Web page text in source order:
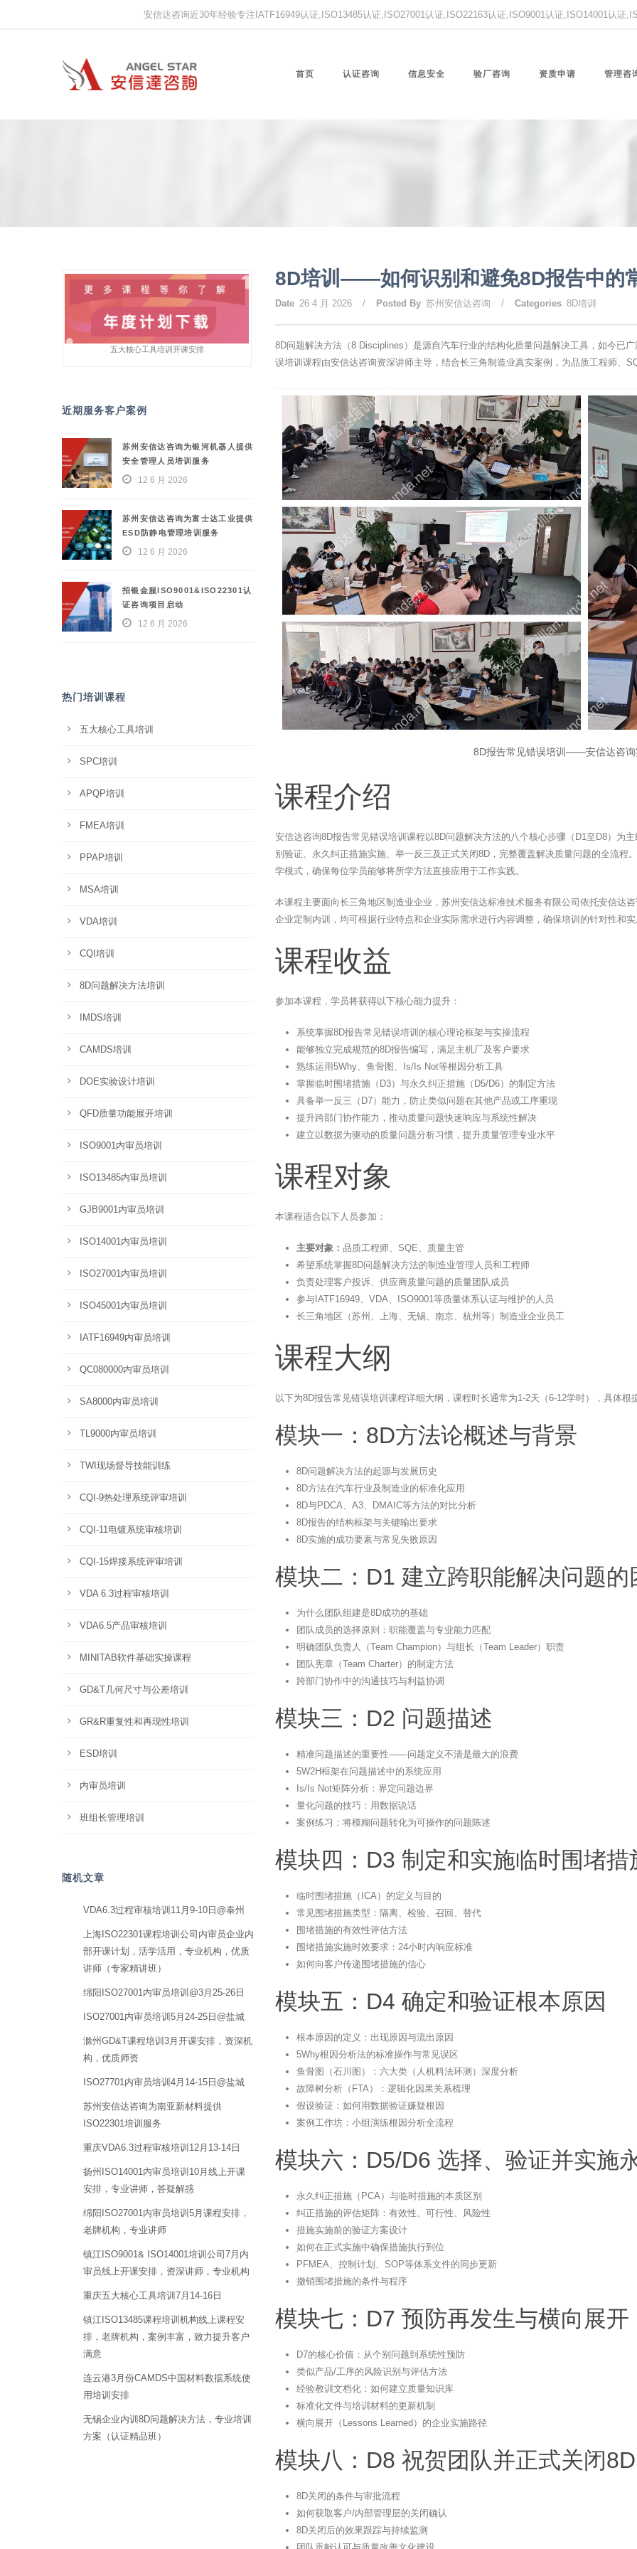
安信达咨询近30年经验专注IATF16949认证,ISO13485认证,ISO27001认证,ISO22163认证,ISO9001认证,ISO14001认证
首页 认证咨询 信息安全 验厂咨询 资质申请 管理咨
8D培训——如何识别和避免8D报告中的
Date 26 4 月 2026 / Posted By 苏州安信达咨询 / Categories 8D培训
8D问题解决方法（8 Disciplines）是源自汽车行业的结构化质量问题解决工具，如今已
误培训课程由安信达咨询资深讲师主导，结合长三角制造业真实案例，为品质工程师、
8D报告常见错误培训——安信达咨询
课程介绍
安信达咨询8D报告常见错误培训课程以8D问题解决方法的八个核心步骤（D1至D8）为
别验证、永久纠正措施实施、举一反三及正式关闭8D，完整覆盖解决质量问题的全流程
学模式，确保每位学员能够将所学方法直接应用于工作实践。
本课程主要面向长三角地区制造业企业，苏州安信达标准技术服务有限公司依托安信达
企业定制内训，均可根据行业特点和企业实际需求进行内容调整，确保培训的针对性和
课程收益
参加本课程，学员将获得以下核心能力提升：
系统掌握8D报告常见错误培训的核心理论框架与实操流程
能够独立完成规范的8D报告编写，满足主机厂及客户要求
熟练运用5Why、鱼骨图、Is/Is Not等根因分析工具
掌握临时围堵措施（D3）与永久纠正措施（D5/D6）的制定方法
具备举一反三（D7）能力，防止类似问题在其他产品或工序重现
提升跨部门协作能力，推动质量问题快速响应与系统性解决
建立以数据为驱动的质量问题分析习惯，提升质量管理专业水平
课程对象
本课程适合以下人员参加：
主要对象： 品质工程师、SQE、质量主管
希望系统掌握8D问题解决方法的制造业管理人员和工程师
负责处理客户投诉、供应商质量问题的质量团队成员
参与IATF16949、VDA、ISO9001等质量体系认证与维护的人员
长三角地区（苏州、上海、无锡、南京、杭州等）制造业企业员工
课程大纲
以下为8D报告常见错误培训课程详细大纲，课程时长通常为1-2天（6-12学时），具体根
模块一：8D方法论概述与背景
8D问题解决方法的起源与发展历史
8D方法在汽车行业及制造业的标准化应用
8D与PDCA、A3、DMAIC等方法的对比分析
8D报告的结构框架与关键输出要求
8D实施的成功要素与常见失败原因
模块二：D1 建立跨职能解决问题的
为什么团队组建是8D成功的基础
团队成员的选择原则：职能覆盖与专业能力匹配
明确团队负责人（Team Champion）与组长（Team Leader）职责
团队宪章（Team Charter）的制定方法
跨部门协作中的沟通技巧与利益协调
模块三：D2 问题描述
精准问题描述的重要性——问题定义不清是最大的浪费
5W2H框架在问题描述中的系统应用
Is/Is Not矩阵分析：界定问题边界
量化问题的技巧：用数据说话
案例练习：将模糊问题转化为可操作的问题陈述
模块四：D3 制定和实施临时围堵措
临时围堵措施（ICA）的定义与目的
常见围堵措施类型：隔离、检验、召回、替代
围堵措施的有效性评估方法
围堵措施实施时效要求：24小时内响应标准
如何向客户传递围堵措施的信心
模块五：D4 确定和验证根本原因
根本原因的定义：出现原因与流出原因
5Why根因分析法的标准操作与常见误区
鱼骨图（石川图）：六大类（人机料法环测）深度分析
故障树分析（FTA）：逻辑化因果关系梳理
假设验证：如何用数据验证嫌疑根因
案例工作坊：小组演练根因分析全流程
模块六：D5/D6 选择、验证并实施
永久纠正措施（PCA）与临时措施的本质区别
纠正措施的评估矩阵：有效性、可行性、风险性
措施实施前的验证方案设计
如何在正式实施中确保措施执行到位
PFMEA、控制计划、SOP等体系文件的同步更新
撤销围堵措施的条件与程序
模块七：D7 预防再发生与横向展开
D7的核心价值：从个别问题到系统性预防
类似产品/工序的风险识别与评估方法
经验教训文档化：如何建立质量知识库
标准化文件与培训材料的更新机制
横向展开（Lessons Learned）的企业实施路径
模块八：D8 祝贺团队并正式关闭8D
8D关闭的条件与审批流程
如何获取客户/内部管理层的关闭确认
8D关闭后的效果跟踪与持续监测
团队贡献认可与质量改善文化建设
五大核心工具培训开课安排
近期服务客户案例
苏州安信达咨询为银河机器人提供
安全管理人员培训服务
12 6 月 2026
苏州安信达咨询为富士达工业提供
ESD防静电管理培训服务
12 6 月 2026
招银金服ISO9001&ISO22301认
证咨询项目启动
12 6 月 2026
热门培训课程
五大核心工具培训
SPC培训
APQP培训
FMEA培训
PPAP培训
MSA培训
VDA培训
CQI培训
8D问题解决方法培训
IMDS培训
CAMDS培训
DOE实验设计培训
QFD质量功能展开培训
ISO9001内审员培训
ISO13485内审员培训
GJB9001内审员培训
ISO14001内审员培训
ISO27001内审员培训
ISO45001内审员培训
IATF16949内审员培训
QC080000内审员培训
SA8000内审员培训
TL9000内审员培训
TWI现场督导技能训练
CQI-9热处理系统评审培训
CQI-11电镀系统审核培训
CQI-15焊接系统评审培训
VDA 6.3过程审核培训
VDA6.5产品审核培训
MINITAB软件基础实操课程
GD&T几何尺寸与公差培训
GR&R重复性和再现性培训
ESD培训
内审员培训
班组长管理培训
随机文章
VDA6.3过程审核培训11月9-10日@泰州
上海ISO22301课程培训公司内审员企业内
部开课计划，活学活用，专业机构，优质
讲师（专家精讲班）
绵阳ISO27001内审员培训@3月25-26日
ISO27001内审员培训5月24-25日@盐城
滁州GD&T课程培训3月开课安排，资深机
构，优质师资
ISO27701内审员培训4月14-15日@盐城
苏州安信达咨询为南亚新材料提供
ISO22301培训服务
重庆VDA6.3过程审核培训12月13-14日
扬州ISO14001内审员培训10月线上开课
安排，专业讲师，答疑解惑
绵阳ISO27001内审员培训5月课程安排，
老牌机构，专业讲师
镇江ISO9001& ISO14001培训公司7月内
审员线上开课安排，资深讲师，专业机构
重庆五大核心工具培训7月14-16日
镇江ISO13485课程培训机构线上课程安
排，老牌机构，案例丰富，致力提升客户
满意
连云港3月份CAMDS中国材料数据系统使
用培训安排
无锡企业内训8D问题解决方法，专业培训
方案（认证精品班）